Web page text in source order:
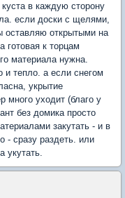
в каждую сторону
если доски с щелями,
оставляю открытыми на
готовая к торцам
материала нужна.
и тепло. а если снегом
укрытие
много уходит (благо у
без домика просто
закутать - и в
- сразу раздеть. или
укутать.